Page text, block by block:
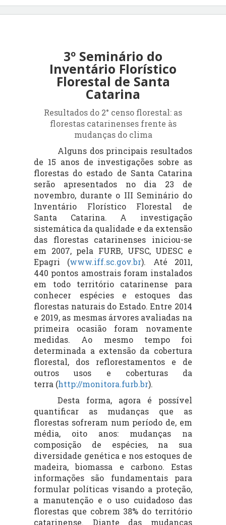
3º Seminário do
Inventário Florístico
Florestal de Santa
Catarina
Resultados do 2° censo florestal: as
florestas catarinenses frente às
mudanças do clima
Alguns dos principais resultados
de 15 anos de investigações sobre as
florestas do estado de Santa Catarina
serão apresentados no dia 23 de
novembro, durante o III Seminário do
Inventário Florístico Florestal de
Santa Catarina. A investigação
sistemática da qualidade e da extensão
das florestas catarinenses iniciou-se
em 2007, pela FURB, UFSC, UDESC e
Epagri (www.iff.sc.gov.br). Até 2011,
440 pontos amostrais foram instalados
em todo território catarinense para
conhecer espécies e estoques das
florestas naturais do Estado. Entre 2014
e 2019, as mesmas árvores avaliadas na
primeira ocasião foram novamente
medidas. Ao mesmo tempo foi
determinada a extensão da cobertura
florestal, dos reflorestamentos e de
outros usos e coberturas da
terra (http://monitora.furb.br).
Desta forma, agora é possível
quantificar as mudanças que as
florestas sofreram num período de, em
média, oito anos: mudanças na
composição de espécies, na sua
diversidade genética e nos estoques de
madeira, biomassa e carbono. Estas
informações são fundamentais para
formular políticas visando a proteção,
a manutenção e o uso cuidadoso das
florestas que cobrem 38% do território
catarinense. Diante das mudanças